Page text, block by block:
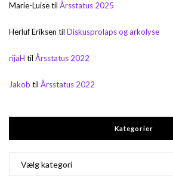
Marie-Luisetil Årsstatus 2025
Herluf Eriksen til Diskusprolaps og arkolyse
rijaH til Årsstatus 2022
Jakob til Årsstatus 2022
Kategorier